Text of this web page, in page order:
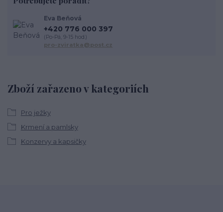
Zboží zařazeno v kategoriích
Pro ježky
Krmení a pamlsky
Konzervy a kapsičky
Eva Beňová
+420 776 000 397
(Po-Pá, 9-15 hod.)
pro-zviratka@post.cz